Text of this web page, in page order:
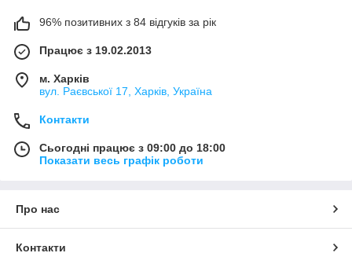
96% позитивних з 84 відгуків за рік
Працює з 19.02.2013
м. Харків
вул. Раєвської 17, Харків, Україна
Контакти
Сьогодні працює з 09:00 до 18:00
Показати весь графік роботи
Про нас
Контакти